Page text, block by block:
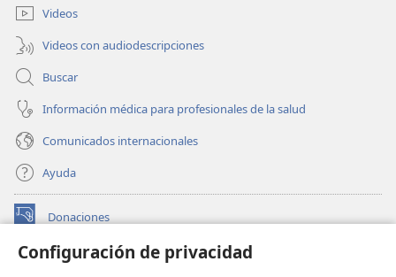
Configuración de privacidad
ventana)Videos
Videos con audiodescripciones
Buscar
Información médica para profesionales de la salud
Comunicados internacionales
Ayuda
Donaciones
(abre
nueva BIBLIOTECA EN LÍNEA Watchtower™